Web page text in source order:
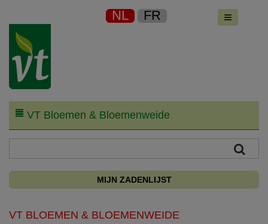
NL FR
VT Bloemen & Bloemenweide
MIJN ZADENLIJST
VT BLOEMEN & BLOEMENWEIDE